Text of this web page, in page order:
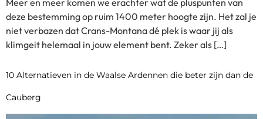
deze bestemming op ruim 1400 meter hoogte zijn. Het zal je
niet verbazen dat Crans-Montana dé plek is waar jij als
klimgeit helemaal in jouw element bent. Zeker als […]
10 Alternatieven in de Waalse Ardennen die beter zijn dan de
Cauberg